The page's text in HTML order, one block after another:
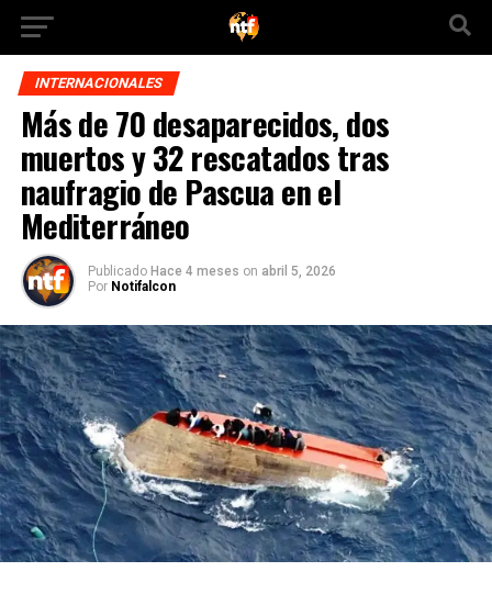
INTERNACIONALES
Más de 70 desaparecidos, dos
muertos y 32 rescatados tras
naufragio de Pascua en el
Mediterráneo
Publicado Hace 4 meses on abril 5, 2026
Por Notifalcon